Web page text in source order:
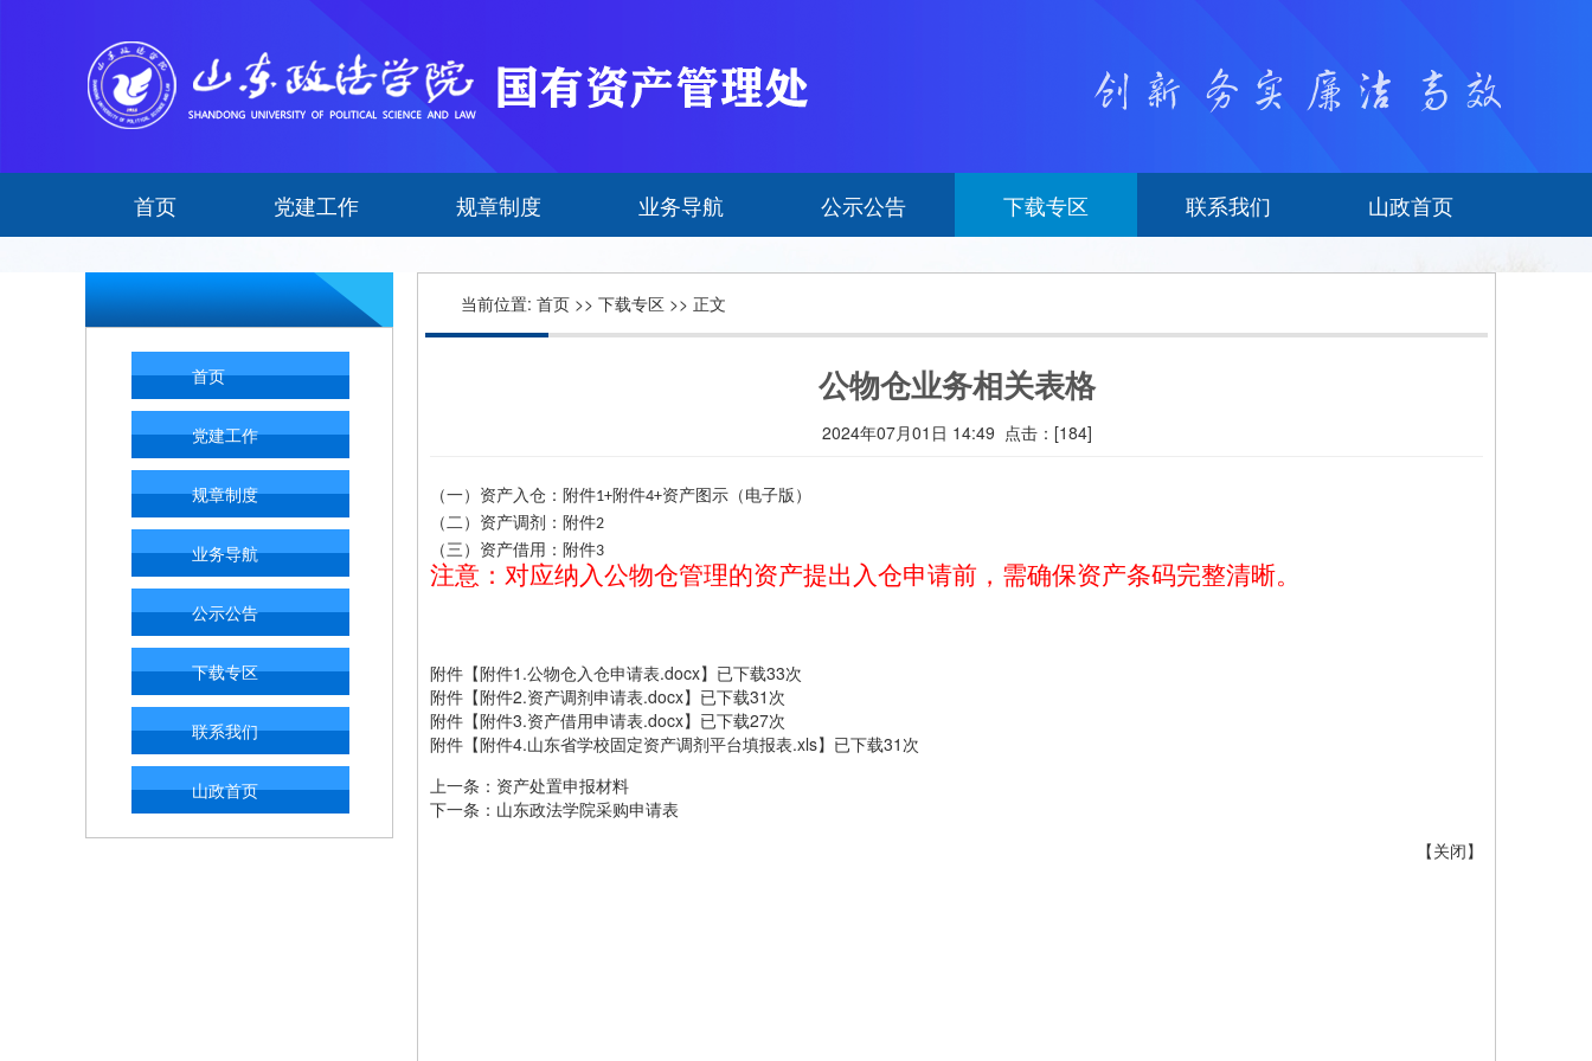
首页 党建工作 规章制度 业务导航 公示公告 下载专区 联系我们 山政首页
首页
党建工作
规章制度
业务导航
公示公告
下载专区
联系我们
山政首页
当前位置: 首页 >> 下载专区 >> 正文
公物仓业务相关表格
2024年07月01日 14:49 点击：[184]
（一）资产入仓：附件1+附件4+资产图示（电子版）
（二）资产调剂：附件2
（三）资产借用：附件3
注意：对应纳入公物仓管理的资产提出入仓申请前，需确保资产条码完整清晰。
附件【附件1.公物仓入仓申请表.docx】已下载33次
附件【附件2.资产调剂申请表.docx】已下载31 次
附件【附件3.资产借用申请表.docx】已下载27次
附件【附件4.山东省学校固定资产调剂平台填报表.xls】已下载31 次
上一条： 资产处置申报材料
下一条： 山东政法学院采购申请表
【关闭】